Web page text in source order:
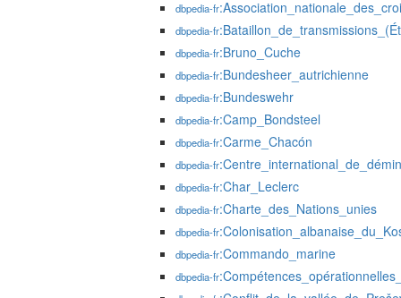
dbpedia-fr
dbpedia-fr
dbpedia-fr:Bruno_Cuche
dbpedia-fr:Bundesheer_autrichienne
dbpedia-fr:Bundeswehr
dbpedia-fr:Camp_Bondsteel
dbpedia-fr:Carme_Chacón
dbpedia-fr
dbpedia-fr:Char_Leclerc
dbpedia-fr:Charte_des_Nations_unies
dbpedia-fr
dbpedia-fr:Commando_marine
dbpedia-fr